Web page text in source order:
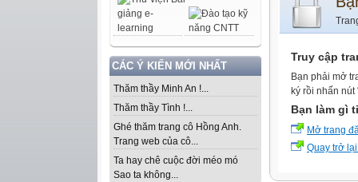
CÁC Ý KIẾN MỚI NHẤT
Thăm thầy Minh An !...
Thăm thầy Tình !...
Ghé thăm trang cô Hồng Anh.
Trang web của cô...
Ta hay chê cuộc đời méo mó
Sao ta không...
Truy cập
Bạn phải mở
ký rồi nhấn
Bạn làm gì
Mở trang
Quay trở